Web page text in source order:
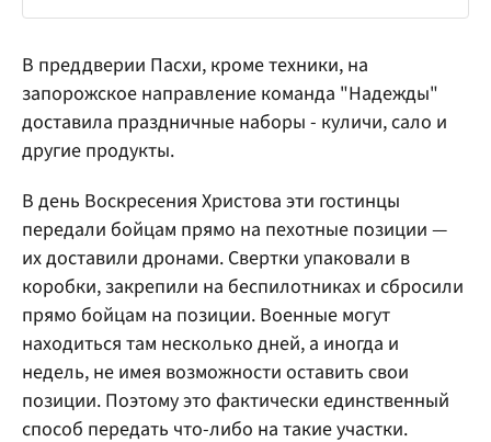
В преддверии Пасхи, кроме техники, на
запорожское направление команда "Надежды"
доставила праздничные наборы - куличи, сало и
другие продукты.
В день Воскресения Христова эти гостинцы
передали бойцам прямо на пехотные позиции —
их доставили дронами. Свертки упаковали в
коробки, закрепили на беспилотниках и сбросили
прямо бойцам на позиции. Военные могут
находиться там несколько дней, а иногда и
недель, не имея возможности оставить свои
позиции. Поэтому это фактически единственный
способ передать что-либо на такие участки.